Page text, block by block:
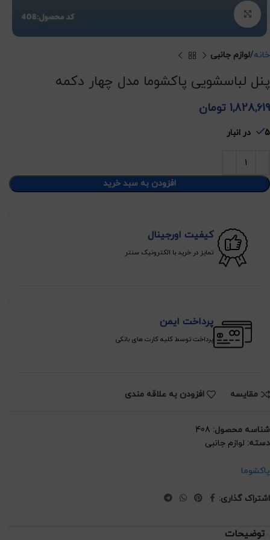
برای بزرگنمایی کلیک کنید
خانه لوازم جانبی
پنل لباسشویی پاکشوما مدل چهار دکمه
1,828,619 تومان
5 در انبار
افزودن به سبد خرید
کیفیت اورجینال
تمایز در خرید با الکترونیک سنتر
پرداخت ایمن
پرداخت توسط کلیه کارت های بانکی
مقايسه افزودن به علاقه مندی
شناسه محصول: 408
دسته: لوازم جانبی
پاکشوما
اشتراک گذاری:
توضیحات